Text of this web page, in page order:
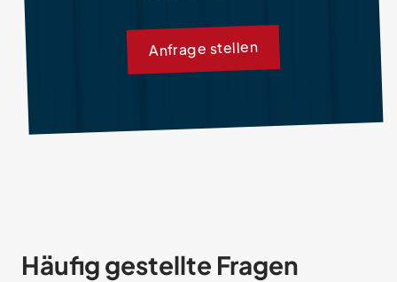
Anfrage stellen
Häufig gestellte Fragen